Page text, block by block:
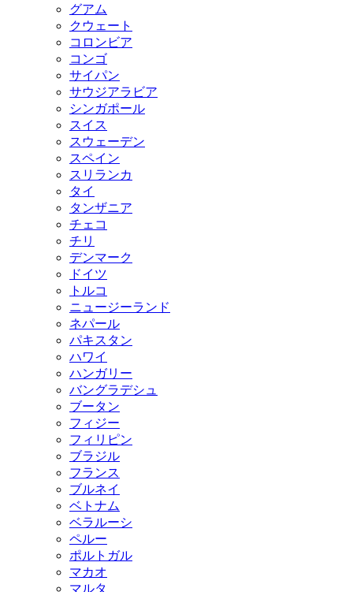
グアム
クウェート
コロンビア
コンゴ
サイパン
サウジアラビア
シンガポール
スイス
スウェーデン
スペイン
スリランカ
タイ
タンザニア
チェコ
チリ
デンマーク
ドイツ
トルコ
ニュージーランド
ネパール
パキスタン
ハワイ
ハンガリー
バングラデシュ
ブータン
フィジー
フィリピン
ブラジル
フランス
ブルネイ
ベトナム
ベラルーシ
ペルー
ポルトガル
マカオ
マルタ